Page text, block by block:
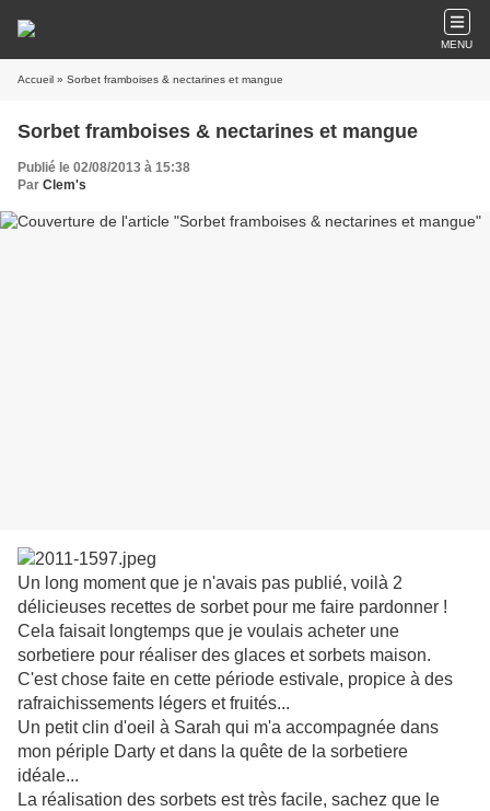
MENU
Accueil » Sorbet framboises & nectarines et mangue
Sorbet framboises & nectarines et mangue
Publié le 02/08/2013 à 15:38
Par Clem's
Un long moment que je n'avais pas publié, voilà 2
délicieuses recettes de sorbet pour me faire pardonner !
Cela faisait longtemps que je voulais acheter une
sorbetiere pour réaliser des glaces et sorbets maison.
C'est chose faite en cette période estivale, propice à des
rafraichissements légers et fruités...
Un petit clin d'oeil à Sarah qui m'a accompagnée dans
mon périple Darty et dans la quête de la sorbetiere
idéale...
La réalisation des sorbets est très facile, sachez que le